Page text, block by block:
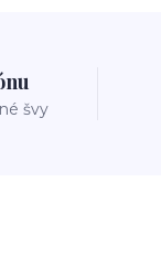
švy